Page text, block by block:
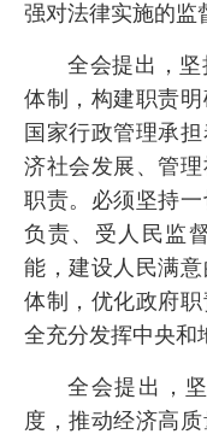
强对法律实施的监
全会提出，
体制，构建职责明
国家行政管理承
济社会发展、管
职责。必须坚持
负责、受人民监
能，建设人民满
体制，优化政府
全充分发挥中央和
全会提出，
度，推动经济高